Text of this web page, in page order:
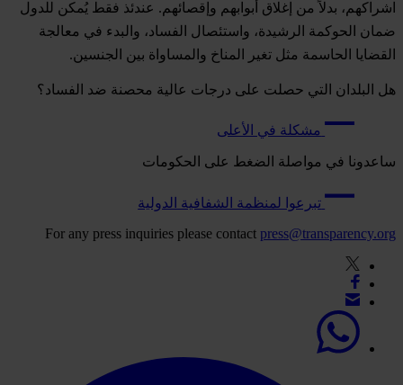
اشراكهم، بدلاً من إغلاق أبوابهم وإقصائهم. عندئذ فقط يُمكن للدول
ضمان الحوكمة الرشيدة، واستئصال الفساد، والبدء في معالجة
القضايا الحاسمة مثل تغير المناخ والمساواة بين الجنسين.
هل البلدان التي حصلت على درجات عالية محصنة ضد الفساد؟
مشكلة في الأعلى
ساعدونا في مواصلة الضغط على الحكومات
تبرعوا لمنظمة الشفافية الدولية
For any press inquiries please contact press@transparency.org